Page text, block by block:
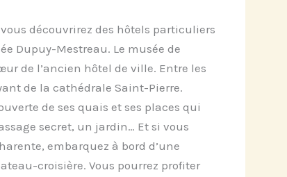
découvrirez des hôtels particuliers
Dupuy-Mestreau. Le musée de
de l’ancien hôtel de ville. Entre les
de la cathédrale Saint-Pierre.
de ses quais et ses places qui
secret, un jardin… Et si vous
embarquez à bord d’une
croisière. Vous pourrez profiter